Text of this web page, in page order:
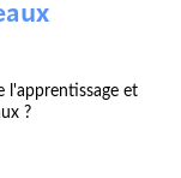
l'apprentissage et
?